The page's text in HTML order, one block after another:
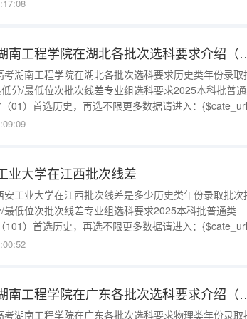
2025高考湖南工程学
考湖南工程学院在湖北各批次选科要求历史类年份录取
分/最低位次批次线差专业组选科要求2025本科批普
01）首选历史，再选不限更多数据请进入：
批次招生类型最低分/最低位次批次线差专业组选科要求
业大学在江西批次线差
工业大学在江西批次线差是多少历史类年份录取批次
最低位次批次线差专业组选科要求2025本科批普通类
101）首选历史，再选不限更多数据请进入：
批次招生类型最低分/最低位次批次线差专业组选科要求
2025高考湖南工程学
考湖南工程学院在广东各批次选科要求物理类年份录取